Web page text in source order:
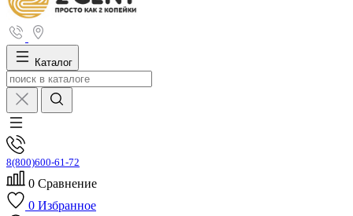
Каталог
8(800)600-61-72
0 Сравнение
0 Избранное